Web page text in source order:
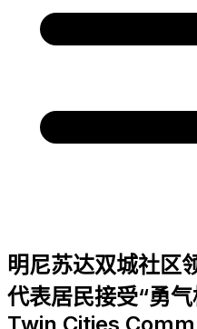
明尼苏达双城社区
代表居民接受“勇